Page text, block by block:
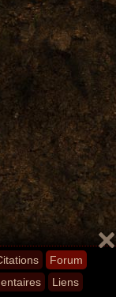
Forum
Liens